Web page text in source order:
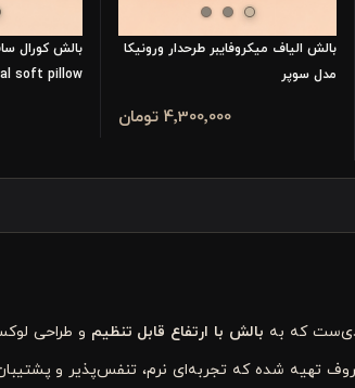
بالش الیاف میکروفایبر طرحدار ورونیکا
مدل سوپر
4٬300٬000 تومان
بالش کورال
soft pillow
که به بالش با ارتفاع قابل تنظیم و طراحی
تهیه شده که تجربه‌ای نرم، تنفس‌پذیر و